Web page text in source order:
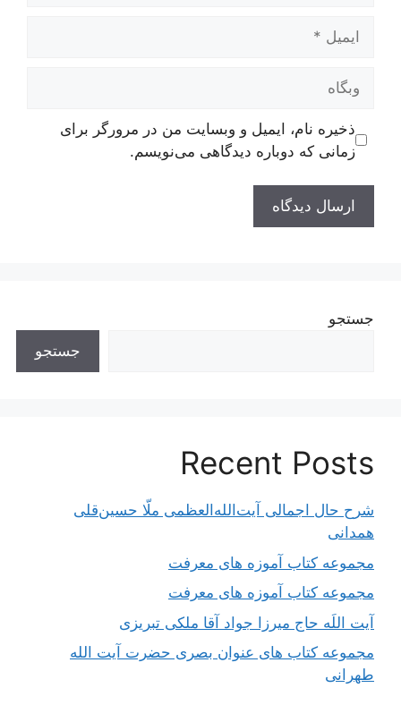
وبگاه
ذخیره نام، ایمیل و وبسایت من در مرورگر برای
زمانی که دوباره دیدگاهی می‌نویسم.
جستجو
جستجو
Recent Posts
شرح حال اجمالی آیت‌الله‌العظمی ملّا حسین‌قلی
همدانی
مجموعه کتاب آموزه های معرفت
مجموعه کتاب آموزه های معرفت
آیت اللَه حاج میرزا جواد آقا ملکی تبریزی
مجموعه کتاب های عنوان بصری حضرت آیت الله
طهرانی